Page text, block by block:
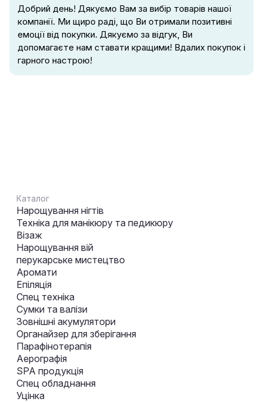
Добрий день! Дякуємо Вам за вибір товарів нашої
компанії. Ми щиро раді, що Ви отримали позитивні
емоції від покупки. Дякуємо за відгук, Ви
допомагаєте нам ставати кращими! Вдалих покупок і
гарного настрою!
Каталог
Нарощування нігтів
Техніка для манікюру та педикюру
Візаж
Нарощування вій
перукарське мистецтво
Аромати
Епіляція
Спец техніка
Сумки та валізи
Зовнішні акумулятори
Органайзер для зберігання
Парафінотерапія
Аерографія
SPA продукція
Спец обладнання
Уцінка